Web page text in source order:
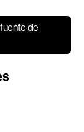
de